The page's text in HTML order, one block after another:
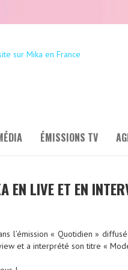
ÉMISSIONS TV
EN LIVE ET EN
l’émission « Quotidien »
et a interprété son titre «